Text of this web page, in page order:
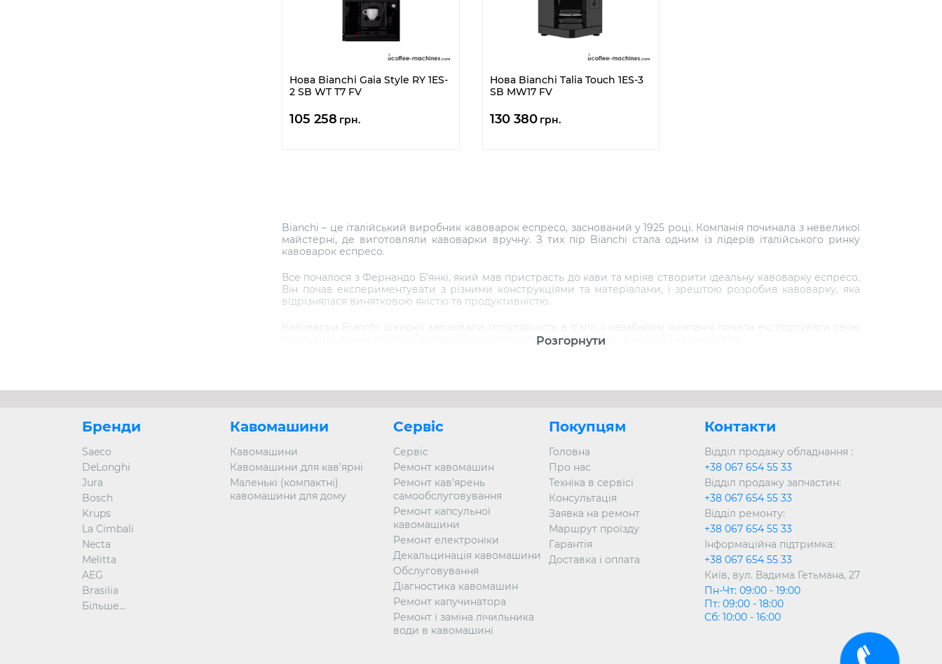
Нова Bianchi Gaia Style RY 1ES-
2 SB WT T7 FV
105 258 грн.
Нова Bianchi Talia Touch 1ES-3
SB MW17 FV
130 380 грн.
Bianchi – це італійський виробник кавоварок еспресо, заснований у 1925 році. Компанія починала з невеликої
майстерні, де виготовляли кавоварки вручну. З тих пір Bianchi стала одним із лідерів італійського ринку
кавоварок еспресо.
Все почалося з Фернандо Б’янкі, який мав пристрасть до кави та мріяв створити ідеальну кавоварку еспресо.
Він почав експериментувати з різними конструкціями та матеріалами, і зрештою розробив кавоварку, яка
відрізнялася винятковою якістю та продуктивністю.
Кавоварки Bianchi швидко завоювали популярність в Італії, і незабаром компанія почала експортувати свою
продукцію в інші країни. Сьогодні Bianchi продає кавоварки більш ніж у 50 країнах світу.
своїх кавоварках.
Розгорнути
Контакти
Відділ продажу обладнання :
+38 067 654 55 33
Відділ продажу запчастин:
+38 067 654 55 33
Відділ ремонту:
+38 067 654 55 33
Інформаційна підтримка:
+38 067 654 55 33
Київ, вул. Вадима Гетьмана, 27
Пн-Чт: 09:00 - 19:00
Пт: 09:00 - 18:00
Сб: 10:00 - 16:00
Покупцям
Головна
Про нас
Техніка в сервісі
Консультація
Заявка на ремонт
Маршрут проїзду
Гарантія
Доставка і оплата
Сервіс
Сервіс
Ремонт кавомашин
Ремонт кав’ярень
самообслуговування
Ремонт капсульної
кавомашини
Ремонт електроніки
Декальцинація кавомашини
Обслуговування
Діагностика кавомашин
Ремонт капучинатора
Ремонт і заміна лічильника
води в кавомашині
Бренди
Saeco
DeLonghi
Jura
Bosch
Krups
La Cimbali
Necta
Melitta
AEG
Brasilia
Більше…
Кавомашини
Кавомашини
Кавомашини для кав’ярні
Маленькі (компактні)
кавомашини для дому